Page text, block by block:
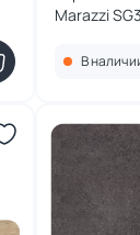
Marazzi
В